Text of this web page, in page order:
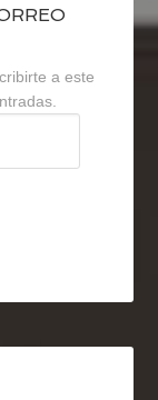
a este